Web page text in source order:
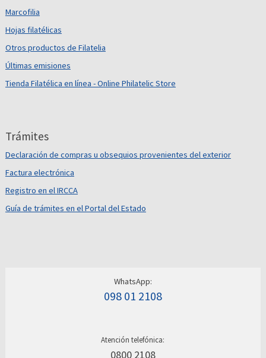
Marcofilia
Hojas filatélicas
Otros productos de Filatelia
Últimas emisiones
Tienda Filatélica en línea - Online Philatelic Store
Trámites
Declaración de compras u obsequios provenientes del exterior
Factura electrónica
Registro en el IRCCA
Guía de trámites en el Portal del Estado
WhatsApp:
098 01 2108
Atención telefónica:
0800 2108